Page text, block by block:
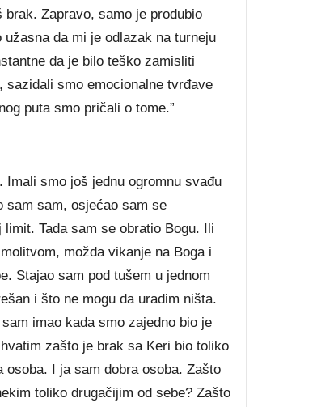
Zapravo, samo je produbio
da mi je odlazak na turneju
da je bilo teško zamisliti
sazidali smo emocionalne tvrđave
puta smo pričali o tome.”
smo još jednu ogromnu svađu
sam sam, osjećao sam se
Tada sam se obratio Bogu. Ili
možda vikanje na Boga i
Stajao sam pod tušem u jednom
i što ne mogu da uradim ništa.
imao kada smo zajedno bio je
zašto je brak sa Keri bio toliko
I ja sam dobra osoba. Zašto
toliko drugačijim od sebe? Zašto